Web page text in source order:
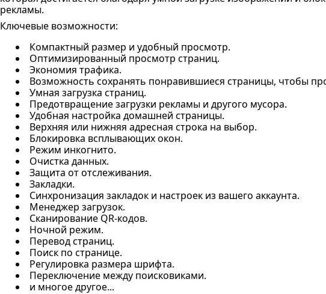
рекламы.
Ключевые возможности:
Компактный размер и удобный просмотр.
Оптимизированный просмотр страниц.
Экономия трафика.
Возможность сохранять понравившиеся страницы, чтобы
Умная загрузка страниц.
Предотвращение загрузки рекламы и другого мусора.
Удобная настройка домашней страницы.
Верхняя или нижняя адресная строка на выбор.
Блокировка всплывающих окон.
Режим инкогнито.
Очистка данных.
Защита от отслеживания.
Закладки.
Синхронизация закладок и настроек из вашего аккаунта.
Менеджер загрузок.
Сканирование QR-кодов.
Ночной режим.
Перевод страниц.
Поиск по странице.
Регулировка размера шрифта.
Переключение между поисковиками.
и многое другое...